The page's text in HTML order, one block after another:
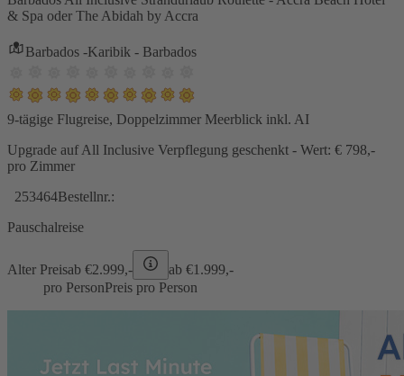
& Spa oder The Abidah by Accra
Barbados -Karibik - Barbados
9-tägige Flugreise, Doppelzimmer Meerblick inkl. AI
Upgrade auf All Inclusive Verpflegung geschenkt - Wert: € 798,-
pro Zimmer
253464Bestellnr.:
Pauschalreise
Alter Preisab €2.999,- ab €1.999,-
pro PersonPreis pro Person